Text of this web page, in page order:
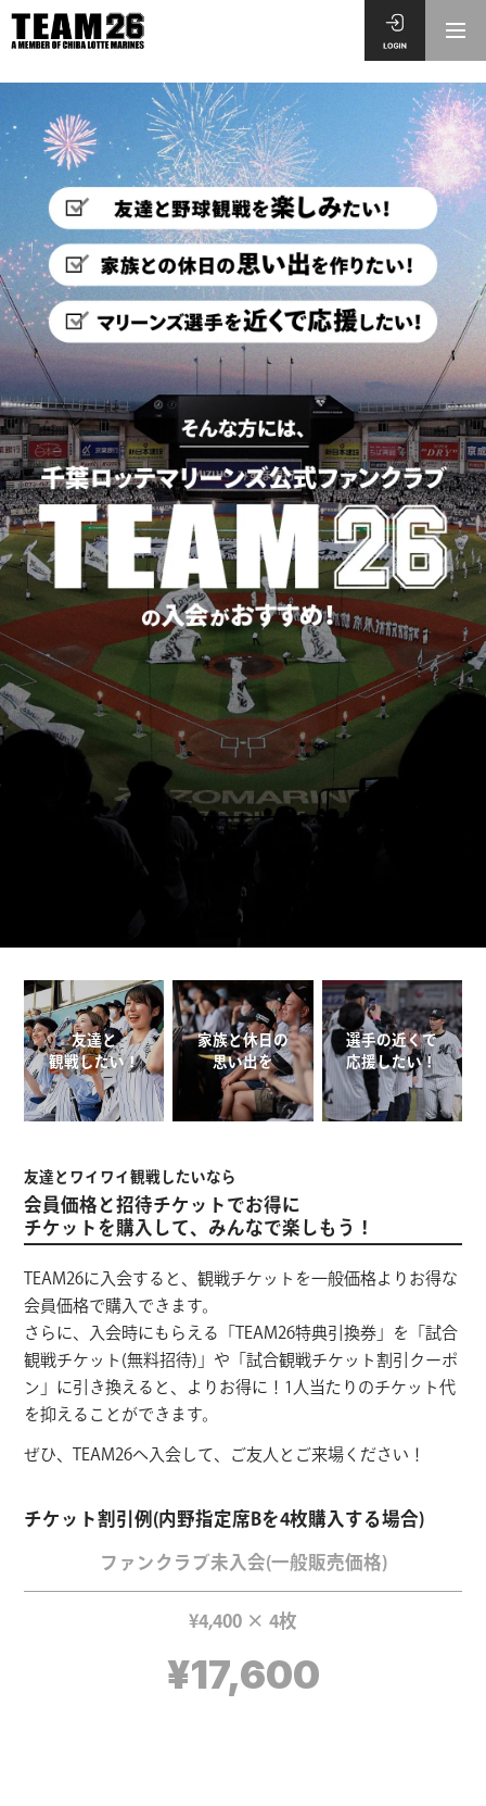
友達と
観戦したい！
家族と休日の
思い出を
選手の近くで
応援したい！
友達とワイワイ観戦したいなら
会員価格と招待チケットでお得に
チケットを購入して、みんなで楽しもう！
TEAM26に入会すると、観戦チケットを一般価格よりお得な
会員価格で購入できます。
さらに、入会時にもらえる「TEAM26特典引換券」を「試合
観戦チケット(無料招待)」や「試合観戦チケット割引クーポ
ン」に引き換えると、よりお得に！1人当たりのチケット代
を抑えることができます。
ぜひ、TEAM26へ入会して、ご友人とご来場ください！
チケット割引例(内野指定席Bを4枚購入する場合)
ファンクラブ未入会(一般販売価格)
¥4,400 × 4枚
¥17,600